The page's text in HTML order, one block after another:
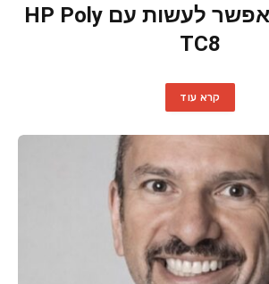
באמת- מה אפשר לעשות עם HP Poly
TC8
קרא עוד